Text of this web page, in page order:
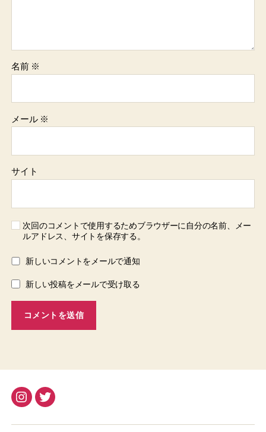
名前 ※
メール ※
サイト
次回のコメントで使用するためブラウザーに自分の名前、メー
ルアドレス、サイトを保存する。
新しいコメントをメールで通知
新しい投稿をメールで受け取る
Instagram
Twitter